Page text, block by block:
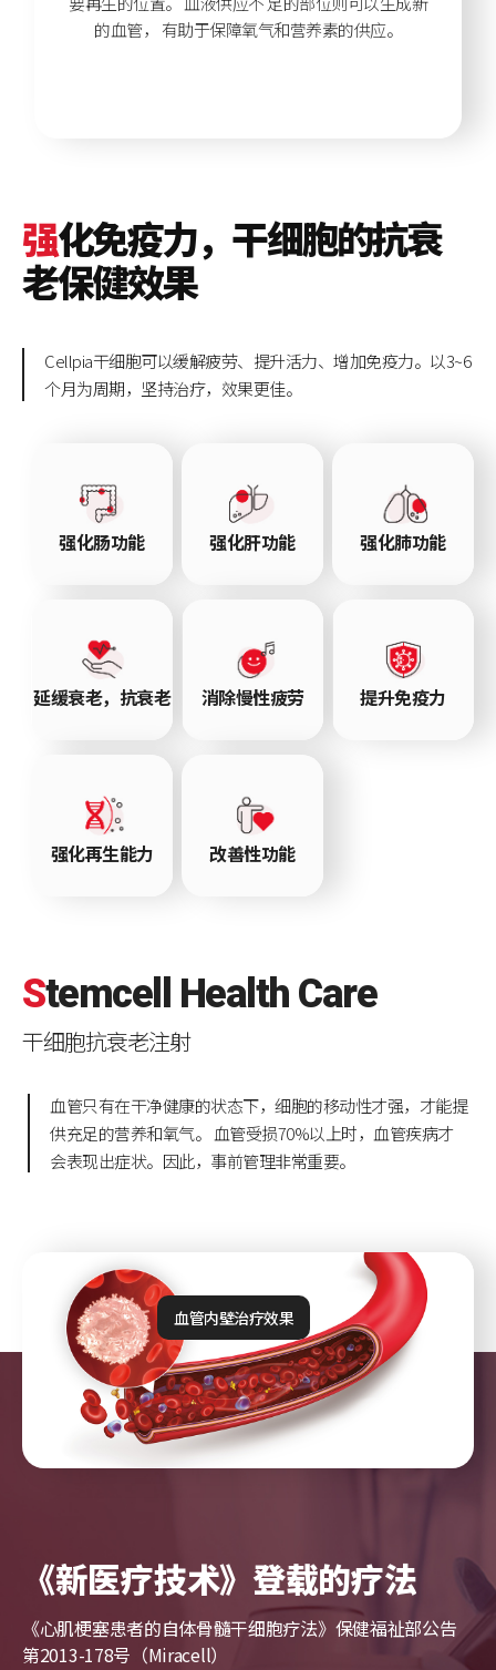
的血管，
有助于保障氧气和营养素的供应。
强化免疫力，干细胞的抗衰
老保健效果
Cellpia干细胞可以缓解疲劳、提升活力、增加免疫力。以3~6
个月为周期，坚持治疗，效果更佳。
强化肠功能 强化肝功能 强化肺功能
延缓衰老，抗衰老 消除慢性疲劳 提升免疫力
强化再生能力 改善性功能
Stemcell Health Care
干细胞抗衰老注射
血管只有在干净健康的状态下，细胞的移动性才强，才能提
供充足的营养和氧气。 血管受损70%以上时，血管疾病才
会表现出症状。因此，事前管理非常重要。
血管内壁治疗效果
《新医疗技术》登载的疗法
《心肌梗塞患者的自体骨髓干细胞疗法》保健福祉部公告
第2013-178号（Miracell）